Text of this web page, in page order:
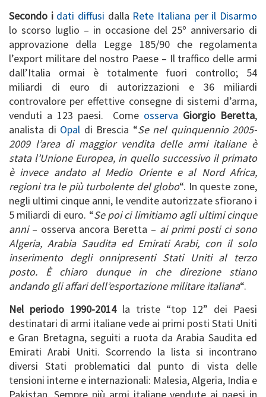
Secondo i dati diffusi dalla Rete Italiana per il Disarmo
lo scorso luglio – in occasione del 25º anniversario di
approvazione della Legge 185/90 che regolamenta
l’export militare del nostro Paese – Il traffico delle armi
dall’Italia ormai è totalmente fuori controllo; 54
miliardi di euro di autorizzazioni e 36 miliardi
controvalore per effettive consegne di sistemi d’arma,
venduti a 123 paesi. Come osserva Giorgio Beretta,
analista di Opal di Brescia “Se nel quinquennio 2005-
2009 l’area di maggior vendita delle armi italiane è
stata l’Unione Europea, in quello successivo il primato
è invece andato al Medio Oriente e al Nord Africa,
regioni tra le più turbolente del globo“. In queste zone,
negli ultimi cinque anni, le vendite autorizzate sfiorano i
5 miliardi di euro. “Se poi ci limitiamo agli ultimi cinque
anni– osserva ancora Beretta – ai primi posti ci sono
Algeria, Arabia Saudita ed Emirati Arabi, con il solo
inserimento degli onnipresenti Stati Uniti al terzo
posto. È chiaro dunque in che direzione stiano
andando gli affari dell’esportazione militare italiana“.
Nel periodo 1990-2014la triste “top 12” dei Paesi
destinatari di armi italiane vede ai primi posti Stati Uniti
e Gran Bretagna, seguiti a ruota da Arabia Saudita ed
Emirati Arabi Uniti. Scorrendo la lista si incontrano
diversi Stati problematici dal punto di vista delle
tensioni interne e internazionali: Malesia, Algeria, India e